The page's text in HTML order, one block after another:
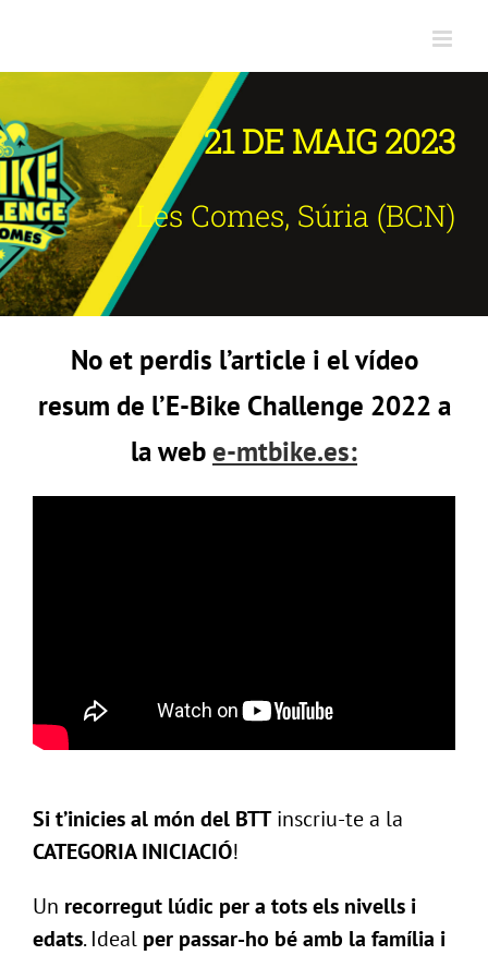
content
21 DE MAIG 2023
Les Comes, Súria (BCN)
No et perdis l’article i el vídeo
resum de l’E-Bike Challenge 2022 a
la webe-mtbike.es:
Si t’inicies al món del BTTinscriu-te a la
CATEGORIA INICIACIÓ!
Un recorregut lúdic per a tots els nivells i
edats.Ideal per passar-ho bé amb la família i